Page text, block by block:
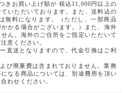
きお買い上げ額が 税込11,000円以上の
いただいております。また、送料込の
無料になります。（ただし、一部商品
かる場合がございます。）また、海外
ん。海外のご住所をご指定いただいて
意ください。
直送となりますので、代金引換はご利
び廃棄費は含まれておりません。業務
なる商品については、別途費用を頂い
わせください。